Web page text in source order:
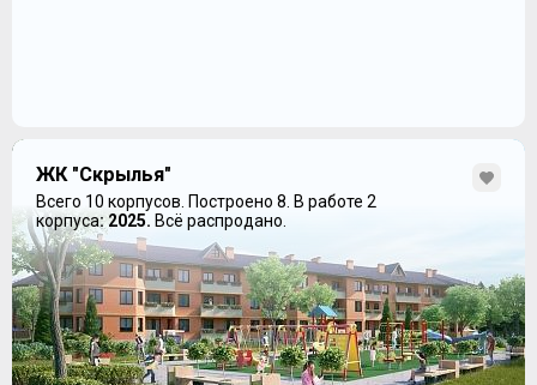
ЖК "Скрылья"
Всего 10 корпусов. Построено 8. В работе 2
корпуса: 2025. Всё распродано.